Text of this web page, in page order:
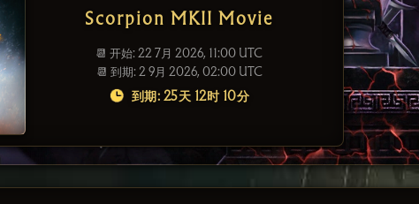
Scorpion MKII Movie
📆 开始: 22 7月 2026, 11:00 UTC
📆 到期: 2 9月 2026, 02:00 UTC
到期: 25天 12时 10分